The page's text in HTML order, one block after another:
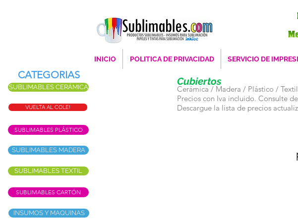
INICIO POLITICA DE PRIVACIDAD SERVICIO DE
Cubiertos
Cerámica / Madera / Plástico /
Precios con Iva incluido. Consulte
Descargue la lista de precios
SUBLIMABLES MADERA
SUBLIMABLES PLÁSTICO
SUBLIMABLES TEXTIL
INSUMOS Y MAQUINAS
SUBLIMABLES CARTÓN
SUBLIMABLES CERÁMICA
CATEGORIAS
VUELTA AL COLE!